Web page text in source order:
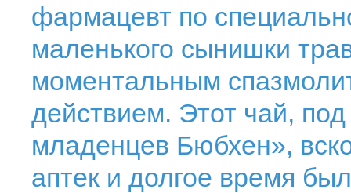
фармацевт по
маленького сынишки
моментальным
действием. Этот чай,
младенцев Бюбхен»,
аптек и долгое время